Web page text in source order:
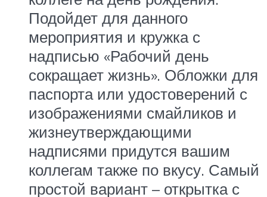
Подойдет для данного
мероприятия и кружка с
надписью «Рабочий день
сокращает жизнь». Обложки для
паспорта или удостоверений с
изображениями смайликов и
жизнеутверждающими
надписями придутся вашим
коллегам также по вкусу. Самый
простой вариант – открытка с